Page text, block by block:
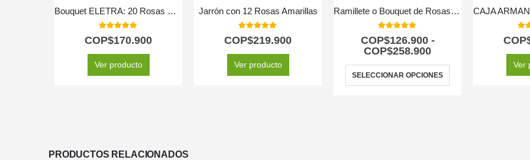
Bouquet ELETRA: 20 Rosas Rojas y Rosadas para Expresar tu Amor 🌹
5.00
COP$170.900
Ver producto
Jarrón con 12 Rosas Amarillas
5.00
COP$219.900
Ver producto
Ramillete o Bouquet de Rosas Multicolor
5.00
COP$126.900 -
COP$258.900
SELECCIONAR OPCIONES
5.00
Ver
PRODUCTOS RELACIONADOS